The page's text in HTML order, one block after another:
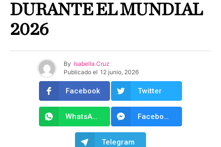
DURANTE EL MUNDIAL
2026
By Isabella Cruz
Publicado el 12 junio, 2026
Facebook Twitter
WhatsApp Facebook Messenger
Telegram